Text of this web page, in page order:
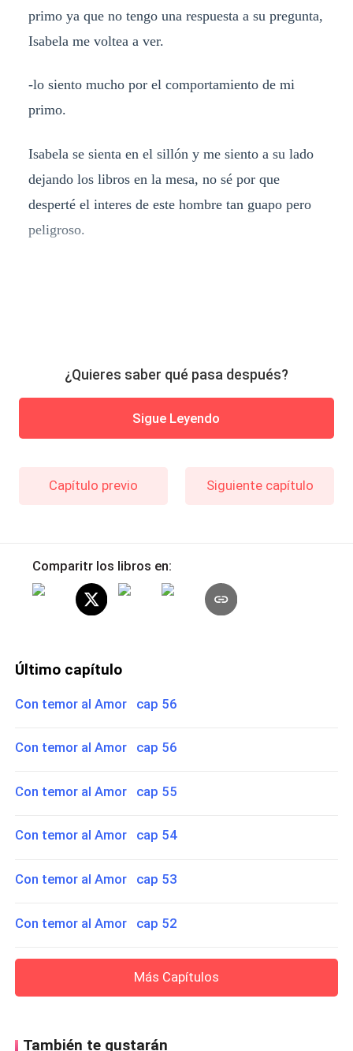
primo ya que no tengo una respuesta a su pregunta,
Isabela me voltea a ver.
-lo siento mucho por el comportamiento de mi
primo.
Isabela se sienta en el sillón y me siento a su lado
dejando los libros en la mesa, no sé por que
desperté el interes de este hombre tan guapo pero
peligroso.
¿Quieres saber qué pasa después?
Sigue Leyendo
Capítulo previo Siguiente capítulo
Comparitr los libros en:
Último capítulo
Con temor al Amor cap 56
Con temor al Amor cap 56
Con temor al Amor cap 55
Con temor al Amor cap 54
Con temor al Amor cap 53
Con temor al Amor cap 52
Más Capítulos
También te gustarán